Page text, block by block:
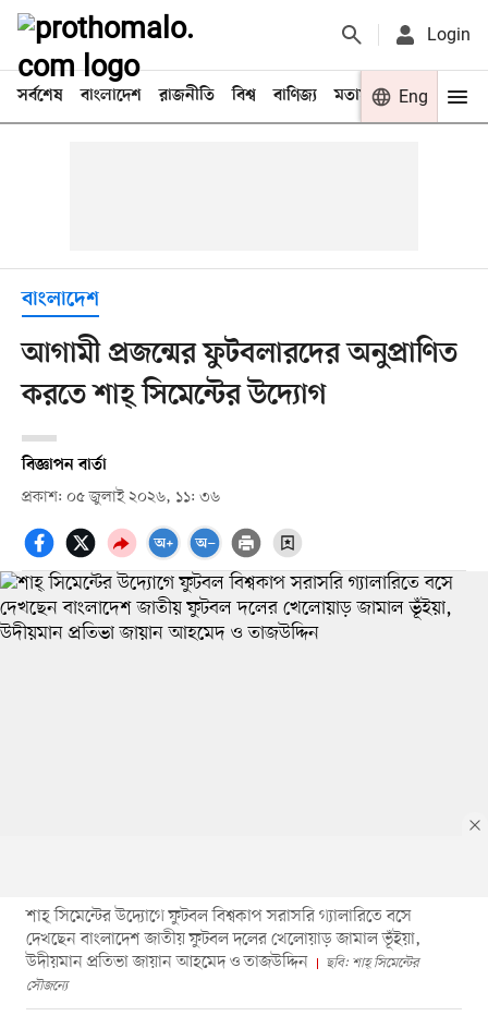
Login
সর্বশেষ বাংলাদেশ রাজনীতি বিশ্ব বাণিজ্য মতামত খেলা
Eng
বাংলাদেশ
আগামী প্রজন্মের ফুটবলারদের অনুপ্রাণিত
করতে শাহ্ সিমেন্টের উদ্যোগ
বিজ্ঞাপন বার্তা
প্রকাশ: ০৫ জুলাই ২০২৬, ১১: ৩৬
শাহ্ সিমেন্টের উদ্যোগে ফুটবল বিশ্বকাপ সরাসরি গ্যালারিতে বসে
দেখছেন বাংলাদেশ জাতীয় ফুটবল দলের খেলোয়াড় জামাল ভূঁইয়া,
উদীয়মান প্রতিভা জায়ান আহমেদ ও তাজউদ্দিন
ছবি: শাহ্ সিমেন্টের
সৌজন্যে